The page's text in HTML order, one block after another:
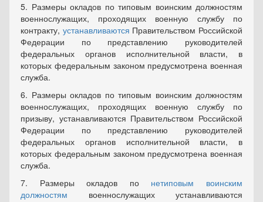
5. Размеры окладов по типовым воинским должностям
военнослужащих, проходящих военную службу по
контракту, устанавливаются Правительством Российской
Федерации по представлению руководителей
федеральных органов исполнительной власти, в
которых федеральным законом предусмотрена военная
служба.
6. Размеры окладов по типовым воинским должностям
военнослужащих, проходящих военную службу по
призыву, устанавливаются Правительством Российской
Федерации по представлению руководителей
федеральных органов исполнительной власти, в
которых федеральным законом предусмотрена военная
служба.
7. Размеры окладов по нетиповым воинским
должностям военнослужащих устанавливаются